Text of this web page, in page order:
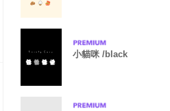
小貓咪 /black